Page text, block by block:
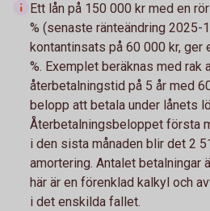
Ett lån på 150 000 kr med en
% (senaste ränteändring 2025-
kontantinsats på 60 000 kr, ger
%. Exemplet beräknas med rak
återbetalningstid på 5 år med
belopp att betala under lånets
Återbetalningsbeloppet första
i den sista månaden blir det 2
amortering. Antalet betalningar
här är en förenklad kalkyl och
i det enskilda fallet.